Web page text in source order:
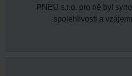
PNEU s.r.o. pro ně byl
spolehlivosti a